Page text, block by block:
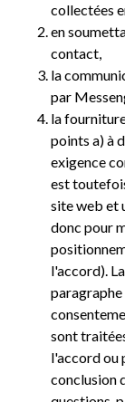
collectées
en
contact,
la
par
la
points a) à
exigence
est
site web et
donc pour
l'accord).
sont
l'accord ou
conclusion